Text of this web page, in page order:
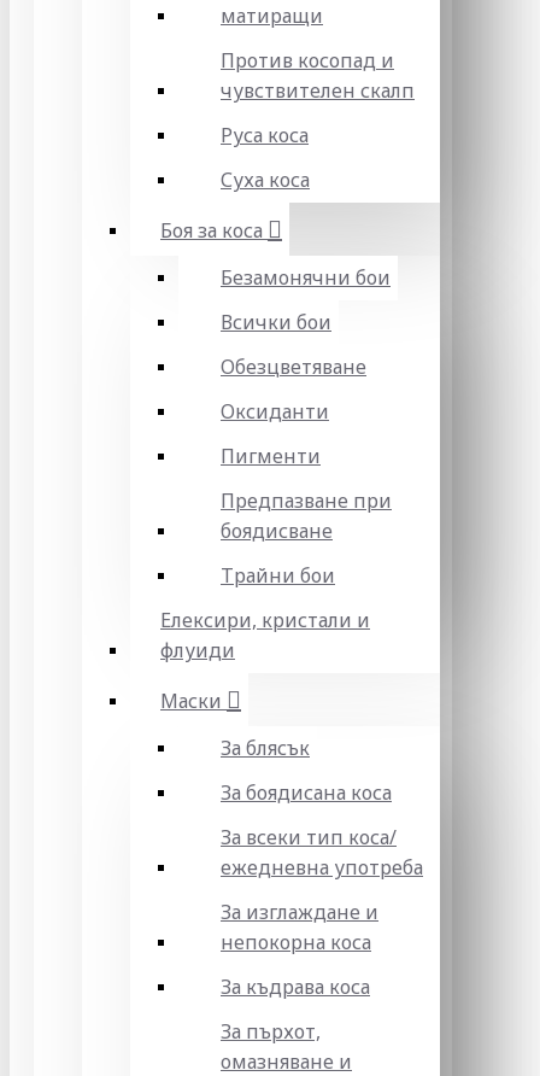
матиращи
Против косопад и
чувствителен скалп
Руса коса
Суха коса
Боя за коса
Безамонячни бои
Всички бои
Обезцветяване
Оксиданти
Пигменти
Предпазване при
боядисване
Трайни бои
Елексири, кристали и
флуиди
Маски
За блясък
За боядисана коса
За всеки тип коса/
ежедневна употреба
За изглаждане и
непокорна коса
За къдрава коса
За пърхот,
омазняване и